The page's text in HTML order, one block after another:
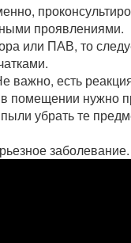
проявлениями.
или ПАВ, то
есть
помещении нужно
убрать те
заболевание.